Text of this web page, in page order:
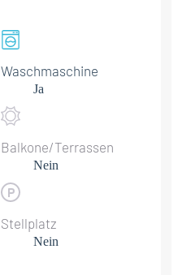
Waschmaschine
Ja
Balkone/Terrassen
Nein
Stellplatz
Nein